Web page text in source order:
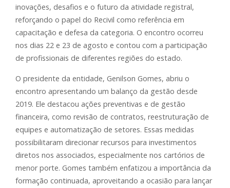
inovações, desafios e o futuro da atividade registral,
reforçando o papel do Recivil como referência em
capacitação e defesa da categoria. O encontro ocorreu
nos dias 22 e 23 de agosto e contou com a participação
de profissionais de diferentes regiões do estado.
O presidente da entidade, Genilson Gomes, abriu o
encontro apresentando um balanço da gestão desde
2019. Ele destacou ações preventivas e de gestão
financeira, como revisão de contratos, reestruturação de
equipes e automatização de setores. Essas medidas
possibilitaram direcionar recursos para investimentos
diretos nos associados, especialmente nos cartórios de
menor porte. Gomes também enfatizou a importância da
formação continuada, aproveitando a ocasião para lançar